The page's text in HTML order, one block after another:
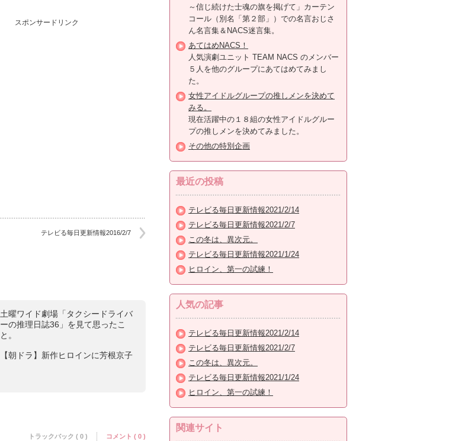
スポンサードリンク
テレビる毎日更新情報2016/2/7
土曜ワイド劇場「タクシードライバ
ーの推理日誌36」を見て思ったこ
と。
【朝ドラ】新作ヒロインに芳根京子
トラックバック ( 0 ) コメント ( 0 )
～信じ続けた士魂の旗を掲げて」カーテン
コール（別名「第２部」）での名言おじさ
ん名言集＆NACS迷言集。
あてはめNACS！
人気演劇ユニット TEAM NACS のメンバー
５人を他のグループにあてはめてみまし
た。
女性アイドルグループの推しメンを決めて
みる。
現在活躍中の１８組の女性アイドルグルー
プの推しメンを決めてみました。
その他の特別企画
最近の投稿
テレビる毎日更新情報2021/2/14
テレビる毎日更新情報2021/2/7
この冬は、異次元。
テレビる毎日更新情報2021/1/24
ヒロイン、第一の試練！
人気の記事
テレビる毎日更新情報2021/2/14
テレビる毎日更新情報2021/2/7
この冬は、異次元。
テレビる毎日更新情報2021/1/24
ヒロイン、第一の試練！
関連サイト